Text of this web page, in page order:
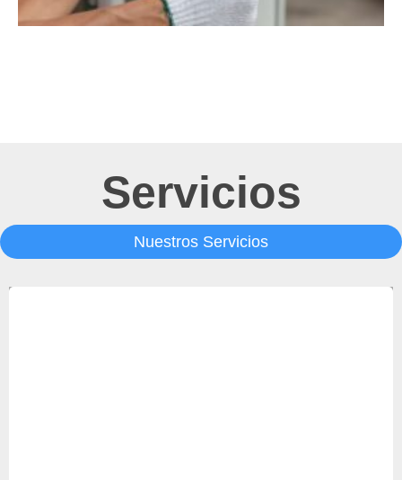
Servicios
Nuestros Servicios